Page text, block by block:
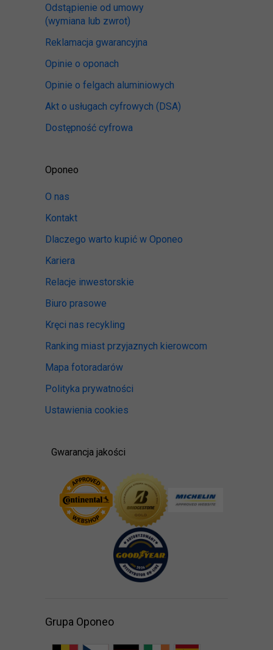
Odstąpienie od umowy
(wymiana lub zwrot)
Reklamacja gwarancyjna
Opinie o oponach
Opinie o felgach aluminiowych
Akt o usługach cyfrowych (DSA)
Dostępność cyfrowa
Oponeo
O nas
Kontakt
Dlaczego warto kupić w Oponeo
Kariera
Relacje inwestorskie
Biuro prasowe
Kręci nas recykling
Ranking miast przyjaznych kierowcom
Mapa fotoradarów
Polityka prywatności
Ustawienia cookies
Gwarancja jakości
Grupa Oponeo